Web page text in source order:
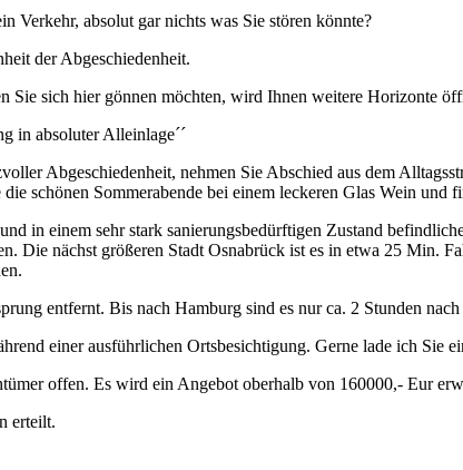
Verkehr, absolut gar nichts was Sie stören könnte?
der Abgeschiedenheit.
Sie sich hier gönnen möchten, wird Ihnen weitere Horizonte
in absoluter Alleinlage´´
Abgeschiedenheit, nehmen Sie Abschied aus dem
schönen Sommerabende bei einem leckeren Glas Wein und
in einem sehr stark sanierungsbedürftigen Zustand
Die nächst größeren Stadt Osnabrück ist es in etwa 25
entfernt. Bis nach Hamburg sind es nur ca. 2 Stunden
einer ausführlichen Ortsbesichtigung. Gerne lade ich Sie
offen. Es wird ein Angebot oberhalb von 160000,- Eur
erteilt.